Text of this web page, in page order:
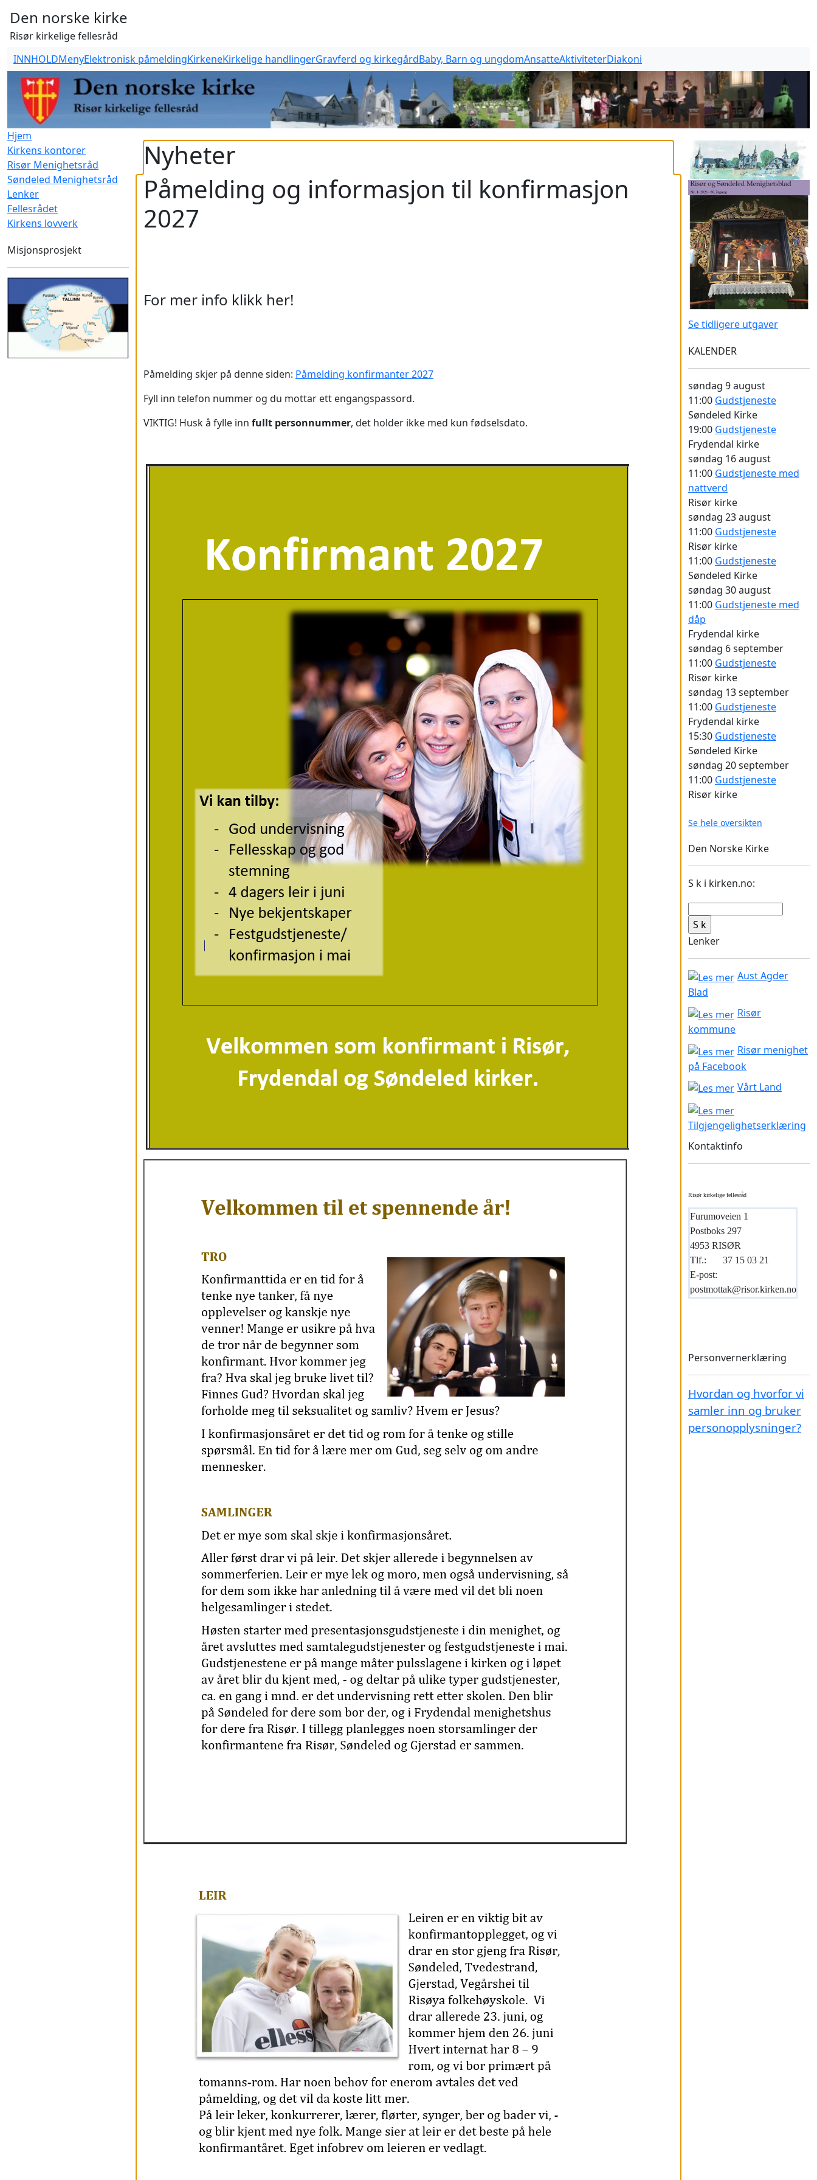
Den norske kirke
Risør kirkelige fellesråd
INNHOLDMenyElektronisk påmeldingKirkeneKirkelige handlingerGravferd og kirkegårdBaby, Barn og ungdomAnsatteAktiviteterDiakoni
Hjem
Kirkens kontorer
Risør Menighetsråd
Søndeled Menighetsråd
Lenker
Fellesrådet
Kirkens lovverk
Misjonsprosjekt
Nyheter
Påmelding og informasjon til konfirmasjon
2027
For mer info klikk her!
Påmelding skjer på denne siden: Påmelding konfirmanter 2027
Fyll inn telefon nummer og du mottar ett engangspassord.
VIKTIG! Husk å fylle inn fullt personnummer, det holder ikke med kun fødselsdato.
Se tidligere utgaver
KALENDER
søndag 9 august
11:00 Gudstjeneste
Søndeled Kirke
19:00 Gudstjeneste
Frydendal kirke
søndag 16 august
11:00 Gudstjeneste med
nattverd
Risør kirke
søndag 23 august
11:00 Gudstjeneste
Risør kirke
11:00 Gudstjeneste
Søndeled Kirke
søndag 30 august
11:00 Gudstjeneste med
dåp
Frydendal kirke
søndag 6 september
11:00 Gudstjeneste
Risør kirke
søndag 13 september
11:00 Gudstjeneste
Frydendal kirke
15:30 Gudstjeneste
Søndeled Kirke
søndag 20 september
11:00 Gudstjeneste
Risør kirke
Se hele oversikten
Den Norske Kirke
S k i kirken.no:
Lenker
Aust Agder
Blad
Risør
kommune
Risør menighet
på Facebook
Vårt Land
Tilgjengelighetserklæring
Kontaktinfo
Risør kirkelige fellesråd
Furumoveien 1
Postboks 297
4953 RISØR
Tlf.:
37 15 03 21
E-post:
postmottak@risor.kirken.no
Personvernerklæring
Hvordan og hvorfor vi
samler inn og bruker
personopplysninger?